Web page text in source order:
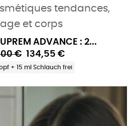
tendances,
et corps
ADVANCE : 2...
€ 134,55 €
+ 15 ml Schlauch frei